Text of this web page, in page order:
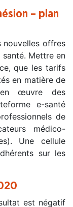
– plan
nouvelles offres
Mettre en
que les tarifs
en matière de
œuvre des
e-santé
de
médico-
Une cellule
sur les
est négatif